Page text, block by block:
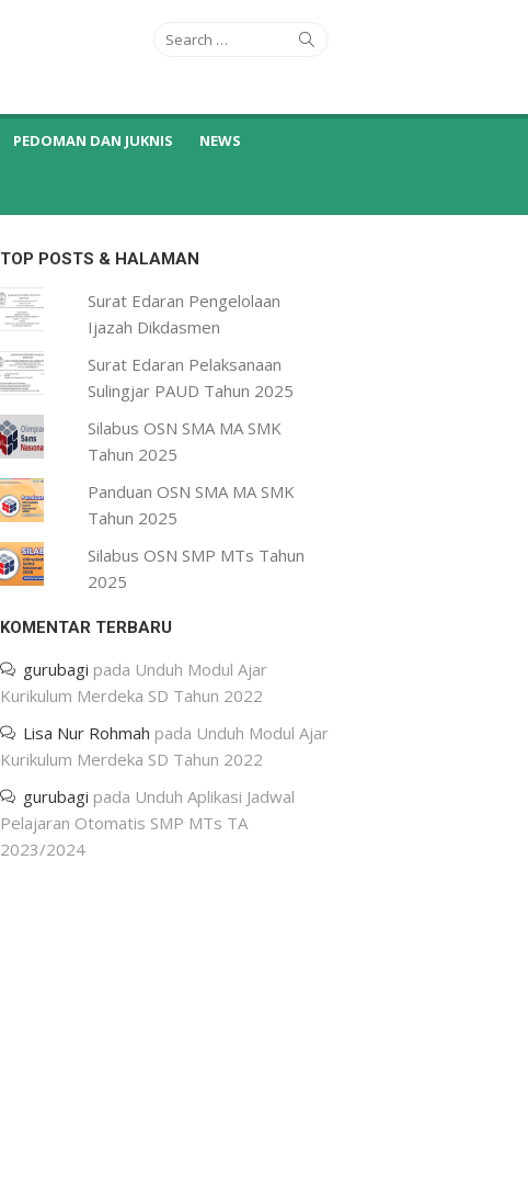
Search
PEDOMAN DAN JUKNIS NEWS
TOP POSTS & HALAMAN
Surat Edaran Pengelolaan
Ijazah Dikdasmen
Surat Edaran Pelaksanaan
Sulingjar PAUD Tahun 2025
Silabus OSN SMA MA SMK
Tahun 2025
Panduan OSN SMA MA SMK
Tahun 2025
Silabus OSN SMP MTs Tahun
2025
KOMENTAR TERBARU
gurubagi pada Unduh Modul Ajar
Kurikulum Merdeka SD Tahun 2022
Lisa Nur Rohmah pada Unduh Modul Ajar
Kurikulum Merdeka SD Tahun 2022
gurubagi pada Unduh Aplikasi Jadwal
Pelajaran Otomatis SMP MTs TA
2023/2024